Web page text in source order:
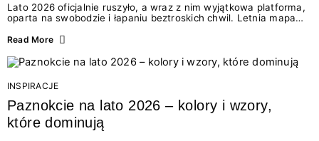
Lato 2026 oficjalnie ruszyło, a wraz z nim wyjątkowa platforma,
oparta na swobodzie i łapaniu beztroskich chwil. Letnia mapa
doświadczenia wakacji – od spontanicznych wyjazdów, przez
Motywem przewodnim jest eksplorowanie i kolekcjonowanie
letnich momentów. Z tej okazji przygotowaliśmy coś absolutnie
wyjątkowego: wielki konkurs z wakacje.pl oraz dawkę
najgorętszych trendów w...
Read More
INSPIRACJE
Paznokcie na lato 2026 – kolory i wzory,
które dominują